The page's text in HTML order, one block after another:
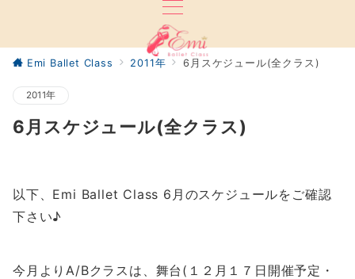
Emi Ballet Class 2011年 6月スケジュール(全クラス)
2011年
6月スケジュール(全クラス)
以下、Emi Ballet Class 6月のスケジュールをご確認
下さい♪
今月よりA/Bクラスは、舞台(１２月１７日開催予定・